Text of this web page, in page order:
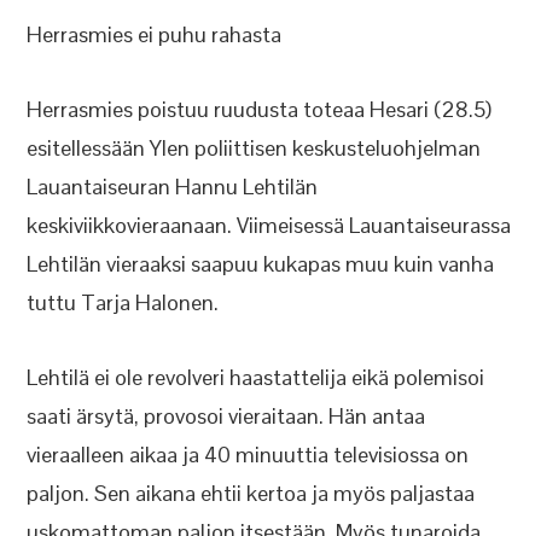
Herrasmies ei puhu rahasta
Herrasmies poistuu ruudusta toteaa Hesari (28.5)
esitellessään Ylen poliittisen keskusteluohjelman
Lauantaiseuran Hannu Lehtilän
keskiviikkovieraanaan. Viimeisessä Lauantaiseurassa
Lehtilän vieraaksi saapuu kukapas muu kuin vanha
tuttu Tarja Halonen.
Lehtilä ei ole revolveri haastattelija eikä polemisoi
saati ärsytä, provosoi vieraitaan. Hän antaa
vieraalleen aikaa ja 40 minuuttia televisiossa on
paljon. Sen aikana ehtii kertoa ja myös paljastaa